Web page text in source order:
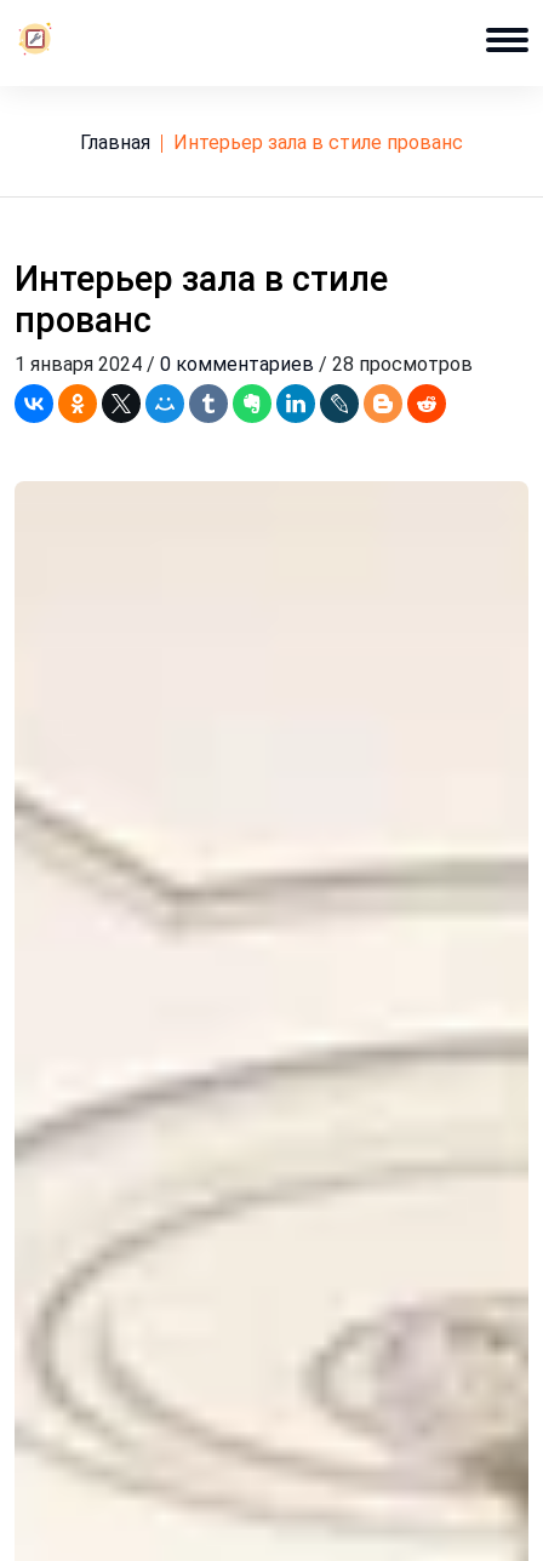
Главная интерьер зала в стиле прованс
Интерьер зала в стиле
прованс
1 января 2024 / 0 комментариев / 28 просмотров